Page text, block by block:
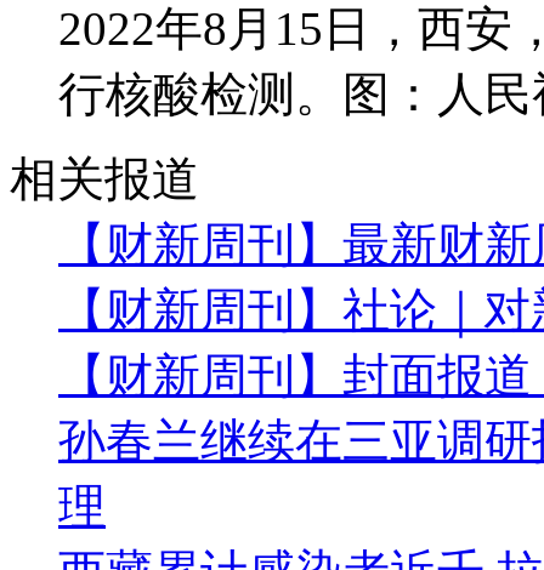
2022年8月15日，西安
行核酸检测。图：人民
相关报道
【财新周刊】最新财
【财新周刊】社论｜
【财新周刊】封面报
孙春兰继续在三亚调
理